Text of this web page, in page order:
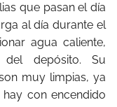
que pasan el día
al día durante el
agua caliente,
depósito. Su
muy limpias, ya
con encendido